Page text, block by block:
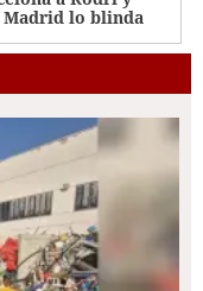
Madrid lo blinda